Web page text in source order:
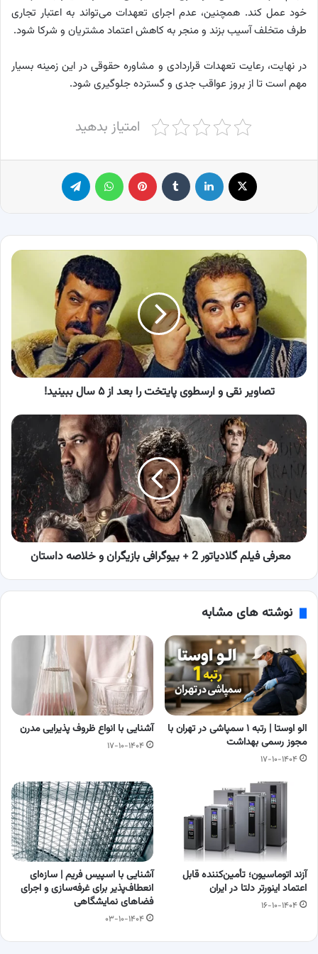
خود عمل کند. همچنین، عدم اجرای تعهدات می‌تواند به اعتبار تجاری
طرف متخلف آسیب بزند و منجر به کاهش اعتماد مشتریان و شرکا شود.
در نهایت، رعایت تعهدات قراردادی و مشاوره حقوقی در این زمینه بسیار
مهم است تا از بروز عواقب جدی و گسترده جلوگیری شود.
امتیاز بدهید
لینکدین ‫تامبلر پینترست
تصاویر
ارسطوی
پایتخت
را
بعد
از
۵
تصاویر نقی و ارسطوی پایتخت را بعد از ۵ سال ببینید!
معرفی
فیلم
گلادیاتور
2
بیوگرافی
بازیگران
و
خلاصه
داستانمعرفی فیلم گلادیاتور 2 + بیوگرافی بازیگران و خلاصه داستان
نوشته های مشابه
الو اوستا | رتبه ۱ سمپاشی در تهران با
مجوز رسمی بهداشت
۱۷-۱۰-۱۴۰۴
آشنایی با انواع ظروف پذیرایی مدرن
۱۷-۱۰-۱۴۰۴
آزند اتوماسیون؛ تأمین‌کننده قابل
اعتماد اینورتر دلتا در ایران
۱۶-۱۰-۱۴۰۴
آشنایی با اسپیس فریم | سازه‌ای
انعطاف‌پذیر برای غرفه‌سازی و اجرای
فضاهای نمایشگاهی
۰۳-۱۰-۱۴۰۴